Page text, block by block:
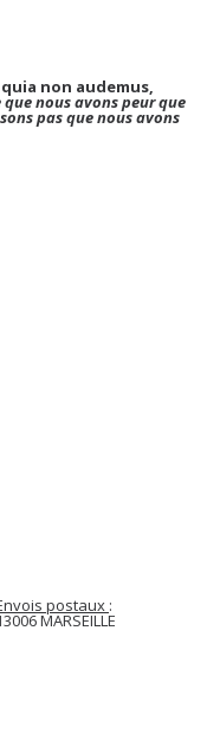
non audemus,
que nous avons peur que
pas que nous avons
postaux :
MARSEILLE